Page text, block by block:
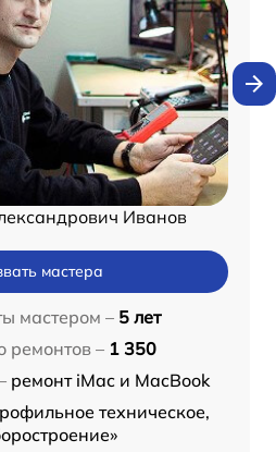
Иванов
мастера
мастером – 5 лет
ремонтов – 1 350
ремонт iMac и MacBook
техническое,